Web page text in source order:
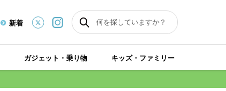
新着
ガジェット・乗り物 キッズ・ファミリー